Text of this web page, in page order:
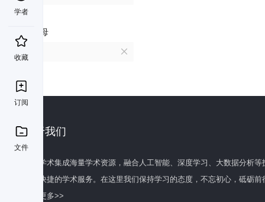
学者
收藏
订阅
文件
首字母
关于我们
百度学术集成海量学术资源，融合人工智能、深度学习、大数据分析
全面快捷的学术服务。在这里我们保持学习的态度，不忘初心，砥砺前
了解更多>>